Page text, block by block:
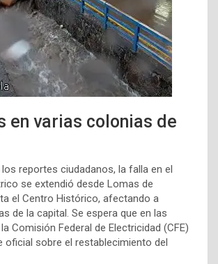
en varias colonias de
reportes ciudadanos, la falla en el
se extendió desde Lomas de
el Centro Histórico, afectando a
de la capital. Se espera que en las
Comisión Federal de Electricidad (CFE)
oficial sobre el restablecimiento del